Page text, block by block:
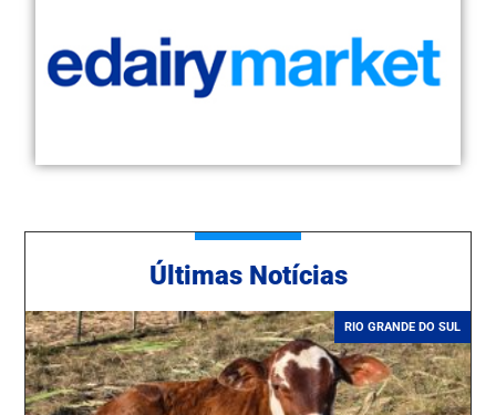
Ú ltimas Notícias
RIO GRANDE DO SUL